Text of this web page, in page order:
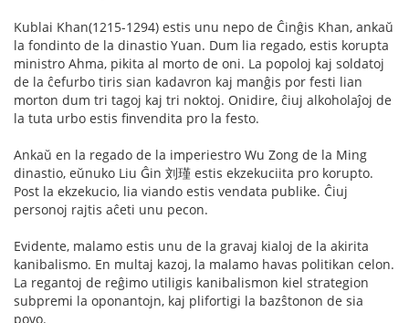
Kublai Khan(1215-1294) estis unu nepo de Ĉinĝis Khan, ankaŭ
la fondinto de la dinastio Yuan. Dum lia regado, estis korupta
ministro Ahma, pikita al morto de oni. La popoloj kaj soldatoj
de la ĉefurbo tiris sian kadavron kaj manĝis por festi lian
morton dum tri tagoj kaj tri noktoj. Onidire, ĉiuj alkoholaĵoj de
la tuta urbo estis finvendita pro la festo.
Ankaŭ en la regado de la imperiestro Wu Zong de la Ming
dinastio, eŭnuko Liu Ĝin 刘瑾 estis ekzekuciita pro korupto.
Post la ekzekucio, lia viando estis vendata publike. Ĉiuj
personoj rajtis aĉeti unu pecon.
Evidente, malamo estis unu de la gravaj kialoj de la akirita
kanibalismo. En multaj kazoj, la malamo havas politikan celon.
La regantoj de reĝimo utiligis kanibalismon kiel strategion
subpremi la oponantojn, kaj plifortigi la bazŝtonon de sia
povo.